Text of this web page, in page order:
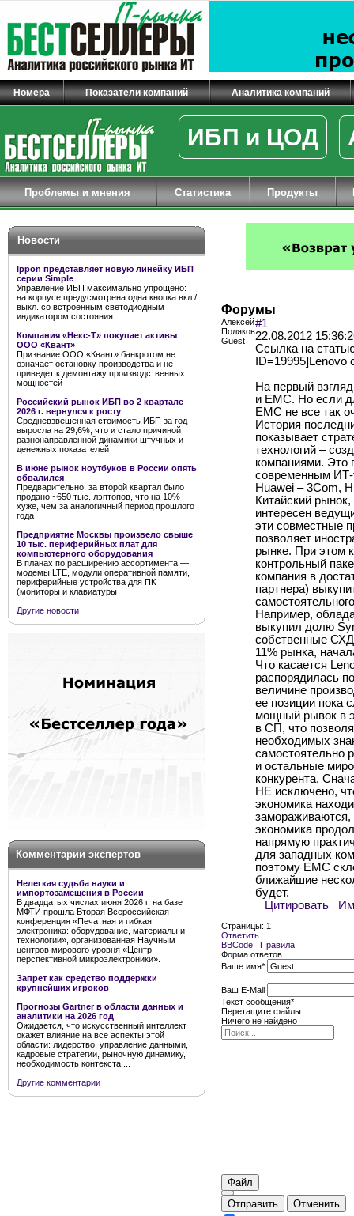
Номера Показатели компаний Аналитика компаний
ИБП и ЦОД
Проблемы и мнения Статистика Продукты
Новости
Ippon представляет новую линейку ИБП
серии Simple
Управление ИБП максимально упрощено:
на корпусе предусмотрена одна кнопка вкл./
выкл. со встроенным светодиодным
индикатором состояния
Компания «Некс-Т» покупает активы
ООО «Квант»
Признание ООО «Квант» банкротом не
означает остановку производства и не
приведет к демонтажу производственных
мощностей
Российский рынок ИБП во 2 квартале
2026 г. вернулся к росту
Средневзвешенная стоимость ИБП за год
выросла на 29,6%, что и стало причиной
разнонаправленной динамики штучных и
денежных показателей
В июне рынок ноутбуков в России опять
обвалился
Предварительно, за второй квартал было
продано ~650 тыс. лэптопов, что на 10%
хуже, чем за аналогичный период прошлого
года
Предприятие Москвы произвело свыше
10 тыс. периферийных плат для
компьютерного оборудования
В планах по расширению ассортимента —
модемы LTE, модули оперативной памяти,
периферийные устройства для ПК
(мониторы и клавиатуры
Другие новости
Комментарии экспертов
Нелегкая судьба науки и
импортозамещения в России
В двадцатых числах июня 2026 г. на базе
МФТИ прошла Вторая Всероссийская
конференция «Печатная и гибкая
электроника: оборудование, материалы и
технологии», организованная Научным
центров мирового уровня «Центр
перспективной микроэлектроники».
Запрет как средство поддержки
крупнейших игроков
Прогнозы Gartner в области данных и
аналитики на 2026 год
Ожидается, что искусственный интеллект
окажет влияние на все аспекты этой
области: лидерство, управление данными,
кадровые стратегии, рыночную динамику,
необходимость контекста ...
Другие комментарии
Форумы
Алексей
Поляков
Guest
#1
22.08.2012
Ссылка на
ID=19995]Lenovo
На первый
и ЕМС. Но если
ЕМС не все так
История
показывает
технологий –
компаниями. Это
современным ИТ-
Huawei – 3Com,
Китайский рынок,
интересен
эти совместные
позволяет
рынке. При этом
контрольный
компания в
партнера)
Например,
выкупил долю
собственные
11% рынка,
Что касается
распорядилась
величине
ее позиции пока
мощный рывок в
в СП, что
необходимых
самостоятельно
и остальные
конкурента.
НЕ исключено,
экономика
замораживаются,
экономика
напрямую
для западных
поэтому ЕМС
ближайшие
будет.
Цитировать
Страницы: 1
Ответить
BBCode
Правила
Форма ответов
Ваше имя*
Ваш E-Mail
Текст сообщения*
Перетащите файлы
Ничего не найдено
Файл
Отправить
Отменить